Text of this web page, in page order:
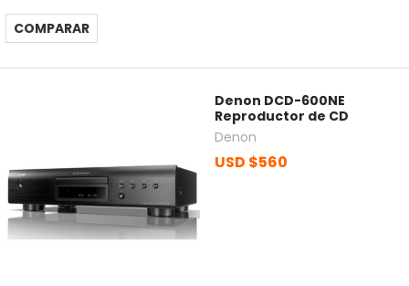
COMPARAR
Denon DCD-600NE
Reproductor de CD
Denon
USD $560